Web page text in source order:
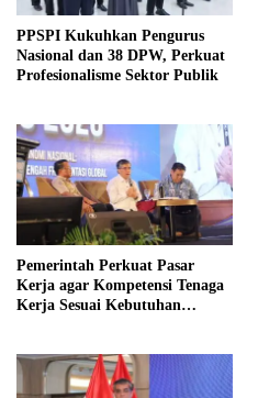
PPSPI Kukuhkan Pengurus
Nasional dan 38 DPW, Perkuat
Profesionalisme Sektor Publik
Pemerintah Perkuat Pasar
Kerja agar Kompetensi Tenaga
Kerja Sesuai Kebutuhan